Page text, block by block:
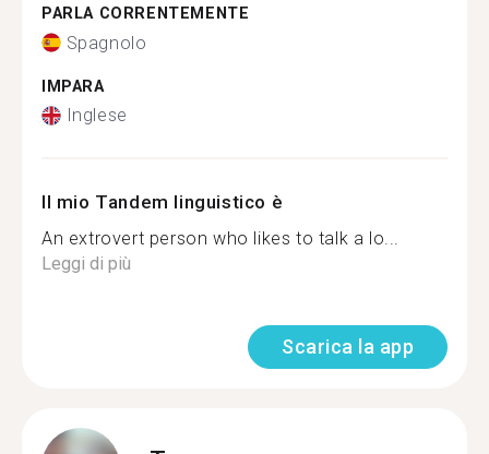
PARLA CORRENTEMENTE
Spagnolo
IMPARA
Inglese
Il mio Tandem linguistico è
An extrovert person who likes to talk a lo...
Leggi di più
Scarica la app